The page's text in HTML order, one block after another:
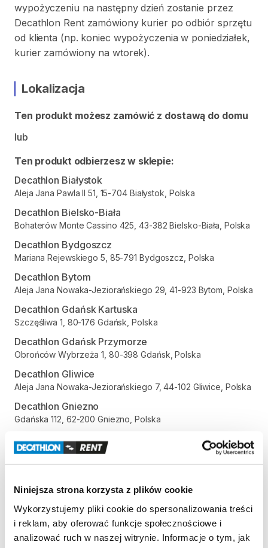
Niniejsza strona korzysta z plików cookie
Wykorzystujemy pliki cookie do spersonalizowania treści
i reklam, aby oferować funkcje społecznościowe i
analizować ruch w naszej witrynie. Informacje o tym, jak
wypożyczeniu na następny dzień zostanie przez
Decathlon Rent zamówiony kurier po odbiór sprzętu
od klienta (np. koniec wypożyczenia w poniedziałek,
kurier zamówiony na wtorek).
Lokalizacja
Ten produkt możesz zamówić z dostawą do domu
lub
Ten produkt odbierzesz w sklepie:
Decathlon Białystok
Aleja Jana Pawla II 51, 15-704 Białystok, Polska
Decathlon Bielsko-Biała
Bohaterów Monte Cassino 425, 43-382 Bielsko-Biała, Polska
Decathlon Bydgoszcz
Mariana Rejewskiego 5, 85-791 Bydgoszcz, Polska
Decathlon Bytom
Aleja Jana Nowaka-Jeziorańskiego 29, 41-923 Bytom, Polska
Decathlon Gdańsk Kartuska
Szczęśliwa 1, 80-176 Gdańsk, Polska
Decathlon Gdańsk Przymorze
Obrońców Wybrzeża 1, 80-398 Gdańsk, Polska
Decathlon Gliwice
Aleja Jana Nowaka-Jeziorańskiego 7, 44-102 Gliwice, Polska
Decathlon Gniezno
Gdańska 112, 62-200 Gniezno, Polska
Decathlon Inowrocław
aleja Niepodległości 35, 88-100 Inowrocław, Polska
Aleja Jana Pawła II 17, 58-500 Jelenia Góra, Polska
Decathlon Kalisz
Poznańska 80-86, 62-800 Kalisz, Polska
Decathlon Katowice Trzy Stawy